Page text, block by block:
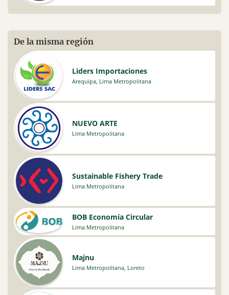
De la misma región
Liders Importaciones
Arequipa, Lima Metropolitana
NUEVO ARTE
Lima Metropolitana
Sustainable Fishery Trade
Lima Metropolitana
BOB Economía Circular
Lima Metropolitana
Majnu
Lima Metropolitana, Loreto